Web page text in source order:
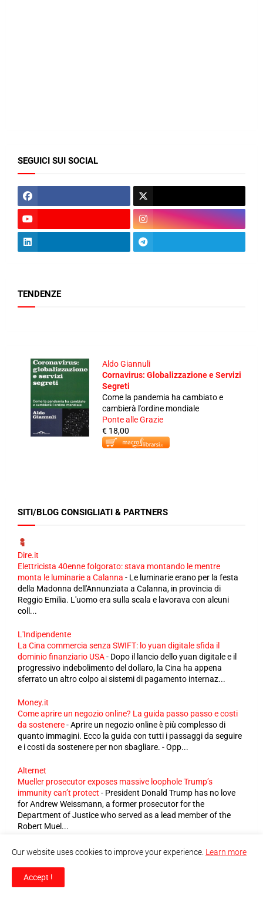
SEGUICI SUI SOCIAL
TENDENZE
Aldo Giannuli
Cornavirus: Globalizzazione e Servizi
Segreti
Come la pandemia ha cambiato e
cambierà l'ordine mondiale
Ponte alle Grazie
€ 18,00
SITI/BLOG CONSIGLIATI & PARTNERS
Dire.it
Elettricista 40enne folgorato: stava montando le mentre
monta le luminarie a Calanna - Le luminarie erano per la festa
della Madonna dell'Annunziata a Calanna, in provincia di
Reggio Emilia. L'uomo era sulla scala e lavorava con alcuni
coll...
L'Indipendente
La Cina commercia senza SWIFT: lo yuan digitale sfida il
dominio finanziario USA- Dopo il lancio dello yuan digitale e il
progressivo indebolimento del dollaro, la Cina ha appena
sferrato un altro colpo ai sistemi di pagamento internaz...
Money.it
Come aprire un negozio online? La guida passo passo e costi
da sostenere-Aprire un negozio online è più complesso di
quanto immagini. Ecco la guida con tutti i passaggi da seguire
e i costi da sostenere per non sbagliare. - Opp...
Alternet
Mueller prosecutor exposes massive loophole Trump’s
immunity can’t protect - President Donald Trump has no love
for Andrew Weissmann, a former prosecutor for the
Department of Justice who served as a lead member of the
Robert Muel...
Reason
provisions with performance art.
Our website uses cookies to improve your experience. Learn more
Accept !